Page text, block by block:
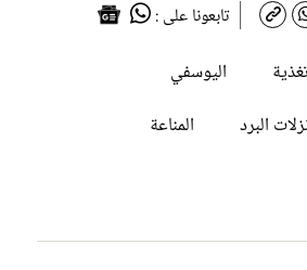
تابعونا على :
اليوسفي
البرد
المناعة